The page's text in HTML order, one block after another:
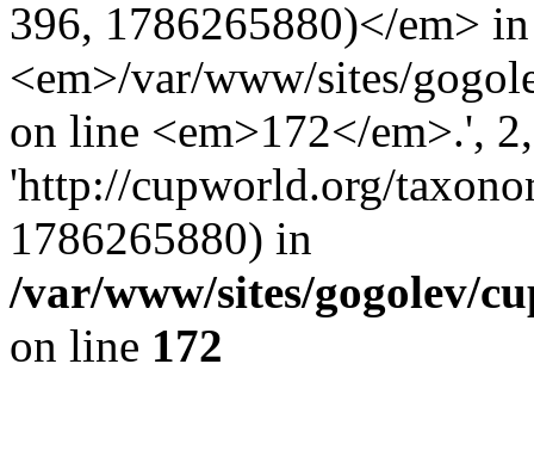
396, 1786265880)</em> in
<em>/var/www/sites/
on line <em>172</em>.',
'http://cupworld.org/
1786265880) in
/var/www/sites/gogolev/
on line 172